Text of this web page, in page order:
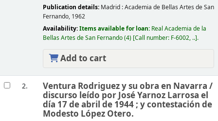
Publication details: Madrid :Academia de Bellas Artes de San
Fernando, 1962
Availability:Items available for loan: Real Academia de la
Bellas Artes de San Fernando(4) Call number: F-6002, .. .
Add to cart
2. Ventura Rodriguez y su obra en Navarra /
discurso leído por José Yarnoz Larrosa el
día 17 de abril de 1944 ; y contestación de
Modesto López Otero.